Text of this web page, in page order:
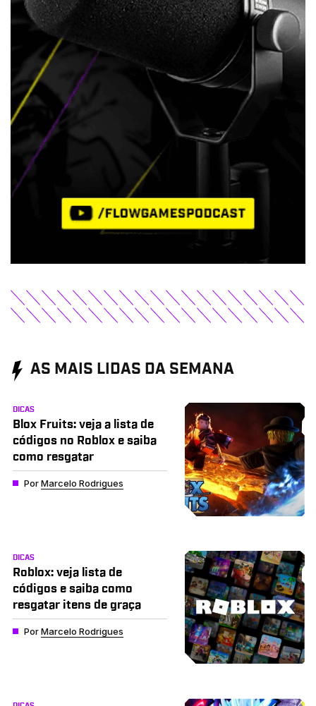
AS MAIS LIDAS DA SEMANA
DICAS
Blox Fruits: veja a lista de
códigos no Roblox e saiba
como resgatar
PorMarcelo Rodrigues
DICAS
Roblox: veja lista de
códigos e saiba como
resgatar itens de graça
PorMarcelo Rodrigues